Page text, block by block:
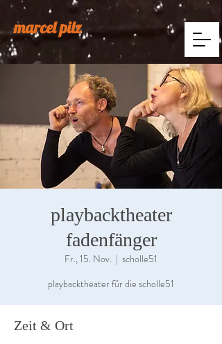
marcel pilz
playbacktheater
fadenfänger
Fr., 15. Nov.
  |
scholle51
playbacktheater für die scholle51
Zeit & Ort